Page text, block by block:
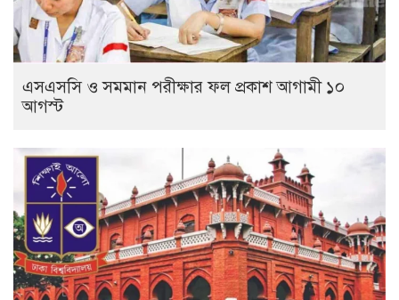
এসএসসি ও সমমান পরীক্ষার ফল প্রকাশ আগামী ১০
আগস্ট